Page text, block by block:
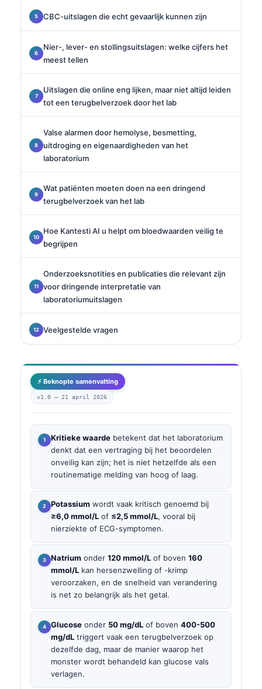
CBC-uitslagen die echt gevaarlijk kunnen zijn
Nier-, lever- en stollingsuitslagen: welke cijfers het
meest tellen
Uitslagen die online eng lijken, maar niet altijd leiden
tot een terugbelverzoek door het lab
Valse alarmen door hemolyse, besmetting,
uitdroging en eigenaardigheden van het
laboratorium
Wat patiënten moeten doen na een dringend
terugbelverzoek van het lab
Hoe Kantesti AI u helpt om bloedwaarden veilig te
begrijpen
Onderzoeksnotities en publicaties die relevant zijn
voor dringende interpretatie van
laboratoriumuitslagen
Veelgestelde vragen
⚡ Beknopte samenvatting
v1.0 — 21 april 2026
Kritieke waarde betekent dat het laboratorium
denkt dat een vertraging bij het beoordelen
onveilig kan zijn; het is niet hetzelfde als een
routinematige melding van hoog of laag.
Potassium wordt vaak kritisch genoemd bij
≥6,0 mmol/L of ≤2,5 mmol/L, vooral bij
nierziekte of ECG-symptomen.
Natrium onder 120 mmol/L of boven 160
mmol/L kan hersenzwelling of -krimp
veroorzaken, en de snelheid van verandering
is net zo belangrijk als het getal.
Glucose onder 50 mg/dL of boven 400-500
mg/dL triggert vaak een terugbelverzoek op
dezelfde dag, maar de manier waarop het
monster wordt behandeld kan glucose vals
verlagen.